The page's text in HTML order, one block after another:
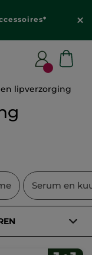
lipverzorging
Serum en